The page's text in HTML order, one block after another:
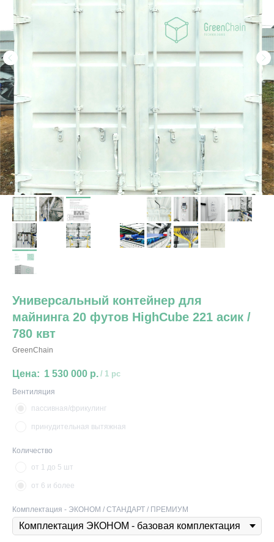
Универсальный контейнер для
майнинга 20 футов HighCube 221 асик /
780 квт
GreenChain
1 530 000 р. / 1 pc
Вентиляция
пассивная/фрикулинг
принудительная вытяжная
Количество
от 1 до 5 шт
от 6 и более
Комплектация - ЭКОНОМ / СТАНДАРТ / ПРЕМИУМ